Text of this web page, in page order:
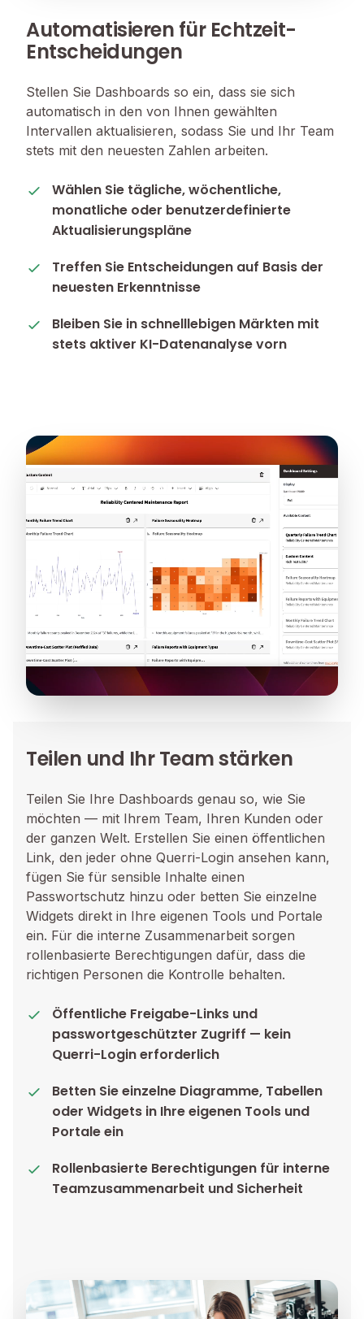
Automatisieren für Echtzeit-
Entscheidungen
Stellen Sie Dashboards so ein, dass sie sich
automatisch in den von Ihnen gewählten
Intervallen aktualisieren, sodass Sie und Ihr Team
stets mit den neuesten Zahlen arbeiten.
Wählen Sie tägliche, wöchentliche,
monatliche oder benutzerdefinierte
Aktualisierungspläne
Treffen Sie Entscheidungen auf Basis der
neuesten Erkenntnisse
Bleiben Sie in schnelllebigen Märkten mit
stets aktiver KI-Datenanalyse vorn
Teilen und Ihr Team stärken
Teilen Sie Ihre Dashboards genau so, wie Sie
möchten — mit Ihrem Team, Ihren Kunden oder
der ganzen Welt. Erstellen Sie einen öffentlichen
Link, den jeder ohne Querri-Login ansehen kann,
fügen Sie für sensible Inhalte einen
Passwortschutz hinzu oder betten Sie einzelne
Widgets direkt in Ihre eigenen Tools und Portale
ein. Für die interne Zusammenarbeit sorgen
rollenbasierte Berechtigungen dafür, dass die
richtigen Personen die Kontrolle behalten.
Öffentliche Freigabe-Links und
passwortgeschützter Zugriff — kein
Querri-Login erforderlich
Betten Sie einzelne Diagramme, Tabellen
oder Widgets in Ihre eigenen Tools und
Portale ein
Rollenbasierte Berechtigungen für interne
Teamzusammenarbeit und Sicherheit